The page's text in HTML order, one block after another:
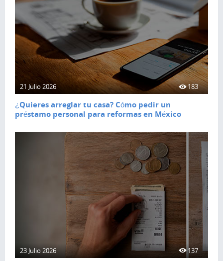
21 Julio 2026 183
¿Quieres arreglar tu casa? Cómo pedir un
préstamo personal para reformas en México
23 Julio 2026 137